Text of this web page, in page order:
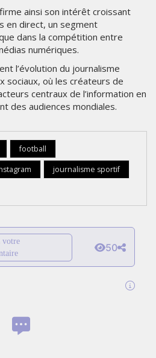
ainsi son intérêt croissant
en direct, un segment
dans la compétition entre
numériques.
l’évolution du journalisme
sociaux, où les créateurs de
centraux de l’information en
des audiences mondiales.
football
journalisme sportif
votre
50